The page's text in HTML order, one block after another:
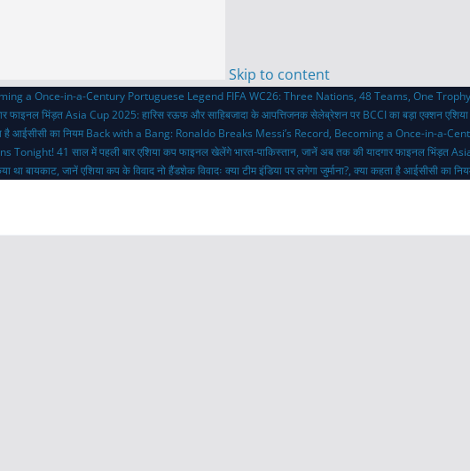
Skip to content
a Once-in-a-Century Portuguese Legend FIFA WC26: Three Nations, 48 Teams, One
फाइनल भिंड़तAsia Cup 2025: हारिस रऊफ और साहिबजादा के आपत्तिजनक सेलेब्रेशन पर BCCI का बड़ा एक्शन
है आईसीसी का नियम Back with a Bang: Ronaldo Breaks Messi’s Record, Becoming a Once-in-a-
Tonight! 41 साल में पहली बार एशिया कप फाइनल खेलेंगे भारत-पाकिस्तान, जानें अब तक की यादगार फाइनल भिंड़त
था बायकाट, जानें एशिया कप के विवादनो हैंडशेक विवादः क्या टीम इंडिया पर लगेगा जुर्माना?, क्या कहता है आईसीसी का